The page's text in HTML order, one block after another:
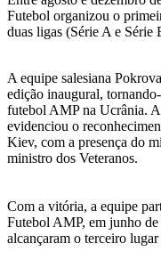
Futebol organizou o
duas ligas (Série A e Série
A equipe salesiana
edição inaugural,
futebol AMP na Ucrânia.
evidenciou o
Kiev, com a presença do
ministro dos Veteranos.
Com a vitória, a equipe
Futebol AMP, em junho
alcançaram o terceiro